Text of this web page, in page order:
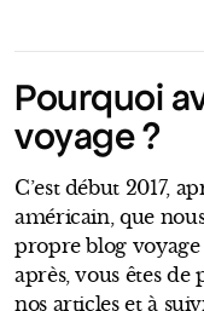
Pourquoi
voyage ?
C’est début 2017,
américain, que
propre blog voyage
après, vous êtes
nos articles et à